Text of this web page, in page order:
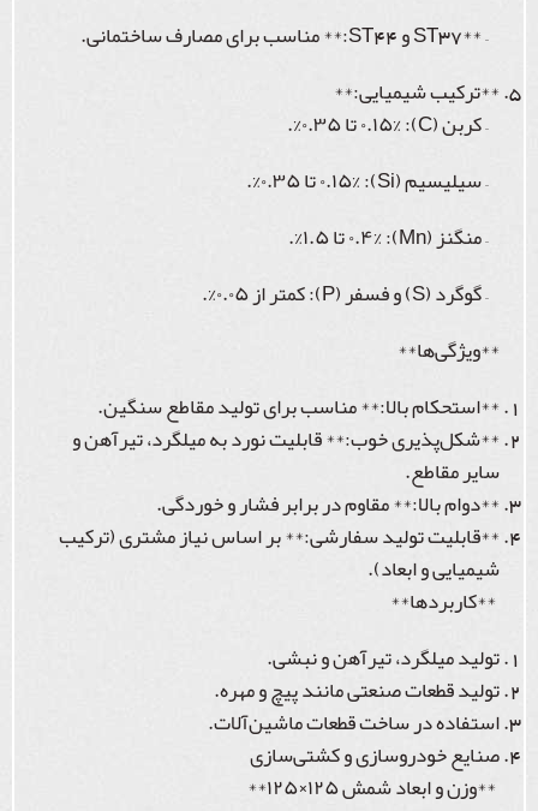
– **ST37 و ST44:** مناسب برای مصارف ساختمانی.
**ترکیب شیمیایی:**
– کربن (C): ۰.۱۵% تا ۰.۳۵%.
– سیلیسیم (Si): ۰.۱۵% تا ۰.۳۵%.
– منگنز (Mn): ۰.۴% تا ۱.۵%.
– گوگرد (S) و فسفر (P): کمتر از ۰.۰۵%.
**ویژگی‌ها**
**استحکام بالا:** مناسب برای تولید مقاطع سنگین.
**شکل‌پذیری خوب:** قابلیت نورد به میلگرد، تیرآهن و
سایر مقاطع.
**دوام بالا:** مقاوم در برابر فشار و خوردگی.
**قابلیت تولید سفارشی:** بر اساس نیاز مشتری (ترکیب
شیمیایی و ابعاد).
**کاربردها**
تولید میلگرد، تیرآهن و نبشی.
تولید قطعات صنعتی مانند پیچ و مهره.
استفاده در ساخت قطعات ماشین‌آلات.
صنایع خودروسازی و کشتی‌سازی
**وزن و ابعاد شمش ۱۲۵×۱۲۵**